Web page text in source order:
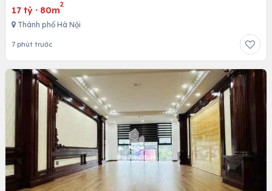
17 tỷ · 80m
2
Thành phố Hà Nội
7 phút trước